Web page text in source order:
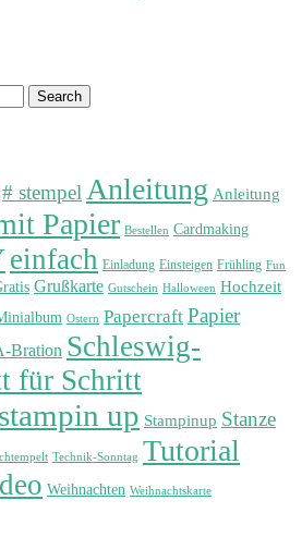
# stempelAnleitung Anleitung
Papier Bestellen Cardmaking
einfach Einladung Einsteigen Frühling Fun
Grußkarte Gutschein Halloween Hochzeit
Ostern Papercraft Papier
Bration Schleswig-
für Schritt
stampin up Stampinup Stanze
Technik-Sonntag Tutorial
Weihnachten Weihnachtskarte